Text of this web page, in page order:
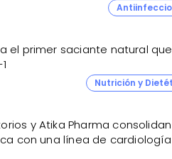
el primer saciante natural que
Nutrición y
y Atika Pharma
con una línea de